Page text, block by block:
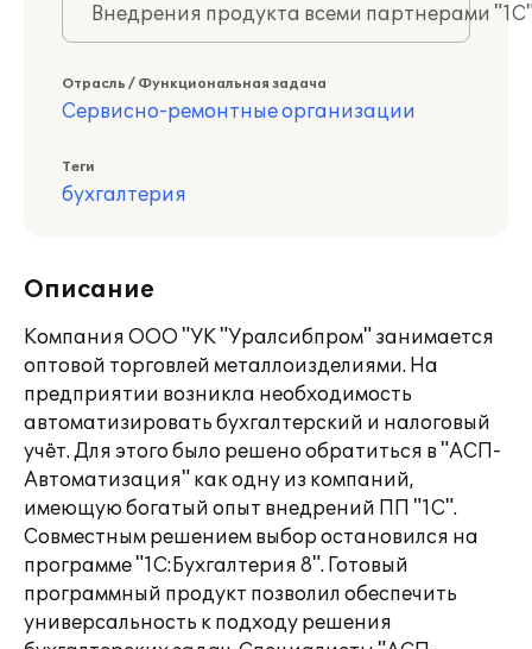
Внедрения продукта всеми партнерами
Отрасль / Функциональная задача
Сервисно-ремонтные организации
Теги
бухгалтерия
Описание
Компания ООО "УК "Уралсибпром" занимается
оптовой торговлей металлоизделиями. На
предприятии возникла необходимость
автоматизировать бухгалтерский и налоговый
учёт. Для этого было решено обратиться в "АСП-
Автоматизация" как одну из компаний,
имеющую богатый опыт внедрений ПП "1С".
Совместным решением выбор остановился на
программе "1С:Бухгалтерия 8". Готовый
программный продукт позволил обеспечить
универсальность к подходу решения